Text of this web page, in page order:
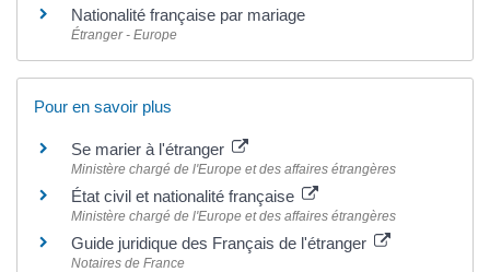
Nationalité française par mariage
Étranger - Europe
Pour en savoir plus
Se marier à l'étranger
Ministère chargé de l'Europe et des affaires étrangères
État civil et nationalité française
Ministère chargé de l'Europe et des affaires étrangères
Guide juridique des Français de l'étranger
Notaires de France